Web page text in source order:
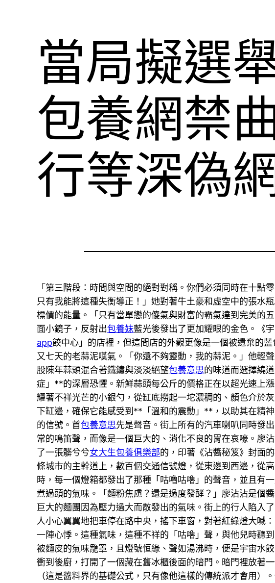
當局擬選
包養網禁
行等深偽
「第三階段：時間與空間的絕對對稱。你們必須同時在十點
只有我能將這種失衡導正！」她對著牛土豪和虛空中的張水
標價的能量。「只有當單戀的傻氣與財富的霸氣達到完美的
面小鏡子，反射出包養妹藍光後發出了更加耀眼的金色。《
app餃中心」的店裡，但這間店的外觀更像是一個被遺棄的
又七天的老蒜泥嘆氣。「你還不夠靈動，我的蒜泥。」他輕
股陳年蒜頭混合著鐵鏽與淡淡絕望包養意思的味道而選擇繞
症」**的深層恐懼。新鮮蒜頭每公斤的價格正在以超光速上
耀著不祥光芒的小銀勺，從缸底撈起一坨濃稠的、顏色介於
下缸邊，確保它能感受到**「溫和的震動」**，以助其在精
的信號。首包養意思先是聲音。街上所有的汽車喇叭同時
常的鳴笛聲，而像是一個巨大的、消化不良的胃在哀嚎。廖
了一張髒兮兮女大生包養俱樂部的，印著《沾醬秘笈》封面
條城市的主幹道上，數百個交通信號燈，從東邊到西邊，從
時，每一個燈箱都發出了那種「咕嚕咕嚕」的聲音，並且有
煮過頭的氣味。「麵粉焦慮？還是過度發酵？」廖沾沾是個
巨大的麵團因為壓力過大而散發出的氣味。街上的行人陷入
人小心翼翼地把車停在路中央，搖下車窗，對著紅綠燈大喊
一陣心悸。這種氣味，這種不祥的「咕嚕」聲，與他兒時聽
被麵皮的氣味籠罩，且燈號恒綠、聲如湯沸時，便是宇宙水
衝到後廚，打開了一個藏在舊冰櫃後面的暗門。暗門裡放著
（這是醬料界的基礎公式，只有像他這樣的傳統派才會用